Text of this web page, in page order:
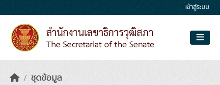
เข้าสู่ระบบ
ชุดข้อมูล